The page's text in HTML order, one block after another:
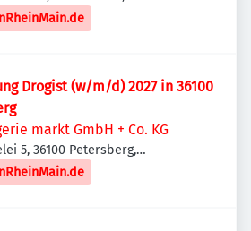
Drogist (w/m/d) 2027 in 36100
markt GmbH + Co. KG
5, 36100 Petersberg,